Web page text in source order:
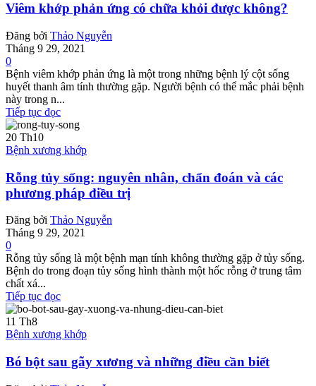
Viêm khớp phản ứng có chữa khỏi được không?
Đăng bởi Thảo Nguyễn
Tháng 9 29, 2021
0
Bệnh viêm khớp phản ứng là một trong những bệnh lý cột sống
huyết thanh âm tính thường gặp. Người bệnh có thể mắc phải bệnh
này trong n...
Tiếp tục đọc
20 Th10
Bệnh xương khớp
Rỗng tủy sống: nguyên nhân, chẩn đoán và các
phương pháp điều trị
Đăng bởi Thảo Nguyễn
Tháng 9 29, 2021
0
Rỗng tủy sống là một bệnh mạn tính không thường gặp ở tủy sống.
Bệnh do trong đoạn tủy sống hình thành một hốc rỗng ở trung tâm
chất xá...
Tiếp tục đọc
11 Th8
Bệnh xương khớp
Bó bột sau gãy xương và những điều cần biết